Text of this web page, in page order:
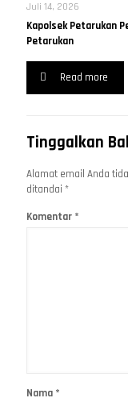
Juli 14, 2026
Kapolsek Petarukan
Petarukan
Read more
Tinggalkan
Alamat email Anda
ditandai *
Komentar *
Nama *